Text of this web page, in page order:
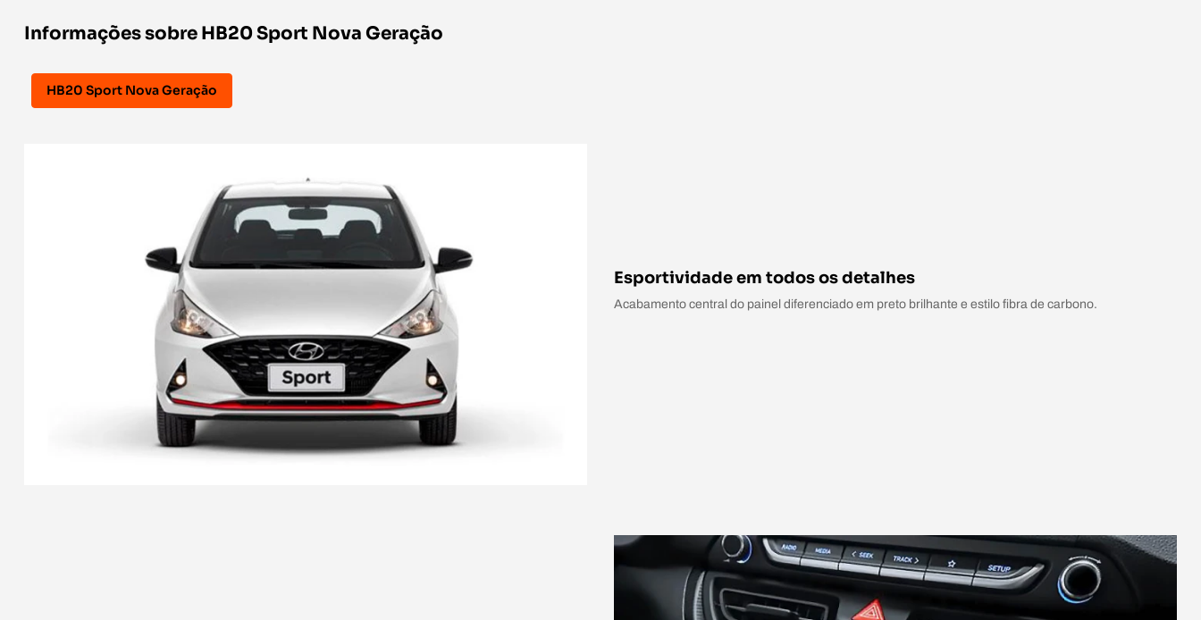
Informações sobre HB20 Sport Nova Geração
HB20 Sport Nova Geração
Esportividade em todos os detalhes
Acabamento central do painel diferenciado em preto brilhante e estilo fibra de carbono.